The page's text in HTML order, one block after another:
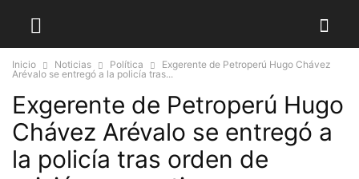
Inicio Noticias Política
Exgerente de Petroperú Hugo Chávez
Arévalo se entregó a la policía tras...
Exgerente de Petroperú Hugo
Chávez Arévalo se entregó a
la policía tras orden de